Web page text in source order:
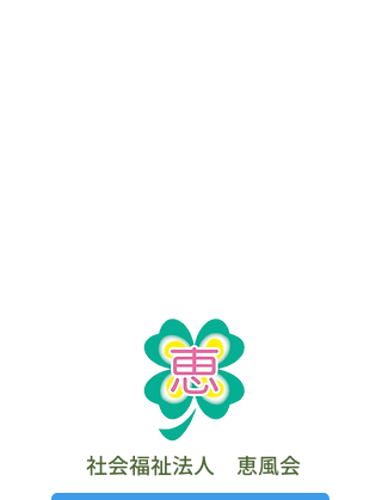
​社会福祉法人 恵風会